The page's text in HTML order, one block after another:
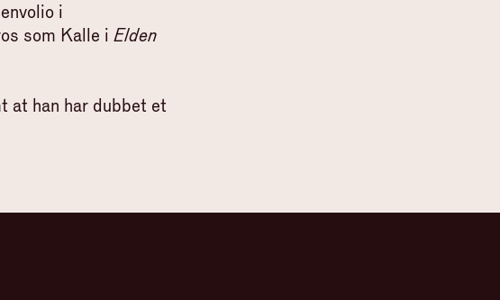
i
som Kalle i Elden
at han har dubbet et